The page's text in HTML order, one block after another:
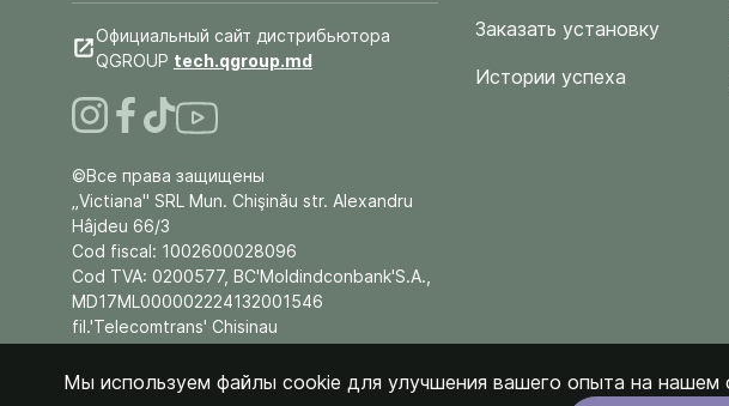
Официальный сайт дистрибьютора
QGROUP tech.qgroup.md
©Все права защищены
„Victiana" SRL Mun. Chişinău str. Alexandru
Hâjdeu 66/3
Cod fiscal: 1002600028096
Cod TVA: 0200577, BC'Moldindconbank'S.A.,
MD17ML000002224132001546
fil.'Telecomtrans' Chisinau
Заказать установку
Истории успеха
Мы используем файлы cookie для улучшения вашего опыта на нашем